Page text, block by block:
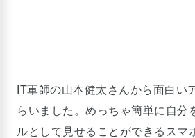
IT軍師の山本健太さんから面白い
らいました。めっちゃ簡単に自分
ルとして見せることができるスマ